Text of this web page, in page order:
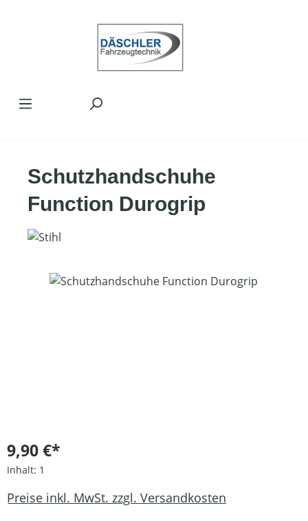
Schutzhandschuhe
Function Durogrip
Bildergalerie überspringen
9,90 €*
Inhalt: 1
Preise inkl. MwSt. zzgl. Versandkosten